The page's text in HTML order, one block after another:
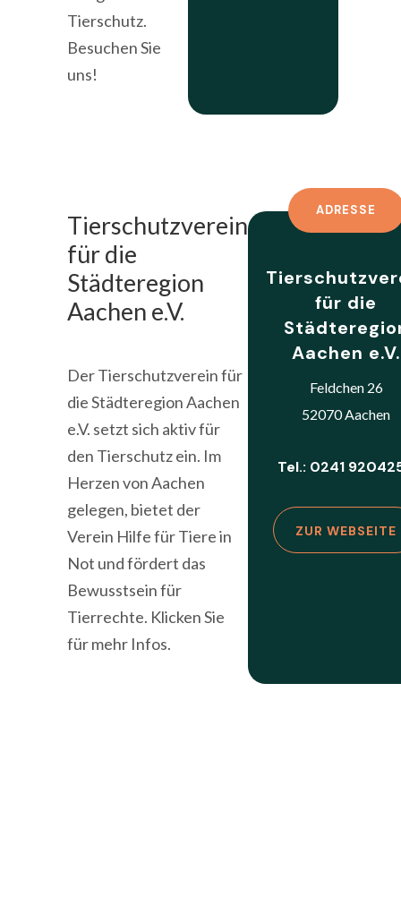
Tierschutz.
Besuchen Sie
uns!
Tierschutzverein
für die
Städteregion
Aachen e.V.
Der Tierschutzverein für
die Städteregion Aachen
e.V. setzt sich aktiv für
den Tierschutz ein. Im
Herzen von Aachen
gelegen, bietet der
Verein Hilfe für Tiere in
Not und fördert das
Bewusstsein für
Tierrechte. Klicken Sie
für mehr Infos.
ADRESSE
für die
Aachen e.V.
Feldchen 26
52070 Aachen
Tel.: 0241
ZUR WEBSEITE